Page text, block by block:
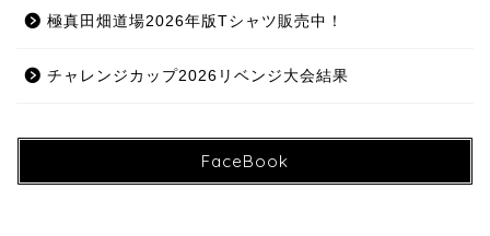
極真田畑道場2026年版Tシャツ販売中！
チャレンジカップ2026リベンジ大会結果
FaceBook